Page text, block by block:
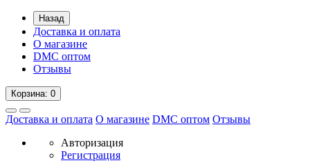
Назад
Доставка и оплата
О магазине
DMC оптом
Отзывы
Корзина: 0
Доставка и оплата О магазине DMC оптом Отзывы
Авторизация
Регистрация